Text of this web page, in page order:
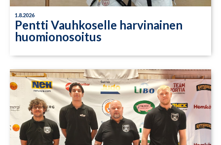
1.8.2026
Pentti Vauhkoselle harvinainen
huomionosoitus